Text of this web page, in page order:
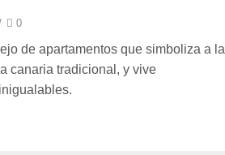
0
de apartamentos que simboliza a la
canaria tradicional, y vive